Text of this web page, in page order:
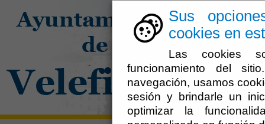
Sus
cookies en
Las cookies
funcionamiento del
navegación, usamos
sesión y brindarle un
optimizar la
El